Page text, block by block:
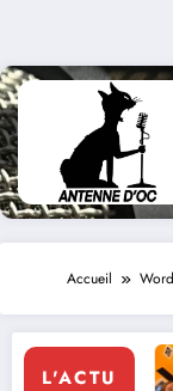
Accueil
L'ACTU
Expérience